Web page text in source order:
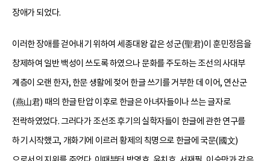
장애가 되었다.
이러한 장애를 걷어내기 위하여 세종대왕 같은 성군(聖君)이 훈민정음을
창제하여 일반 백성이 쓰도록 하였으나 문화를 주도하는 조선의 사대부
계층이 오랜 한자, 한문 생활에 젖어 한글 쓰기를 거부한 데 이어, 연산군
(燕山君) 때의 한글 탄압 이후로 한글은 아녀자들이나 쓰는 글자로
전락하였었다. 그러다가 조선조 후기의 실학자들이 한글에 관한 연구를
하기 시작했고, 개화기에 이르러 황제의 칙명으로 한글에 국문(國文)